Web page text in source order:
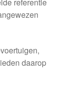
daarop